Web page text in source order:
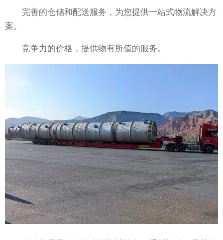
完善的仓储和配送服务，为您提供一站式物流解决方
案。
竞争力的价格，提供物有所值的服务。